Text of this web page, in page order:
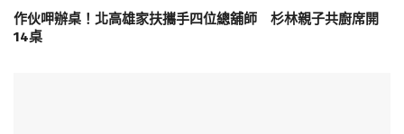
作伙呷辦桌！北高雄家扶攜手四位總舖師 杉林親子共廚席開
14桌